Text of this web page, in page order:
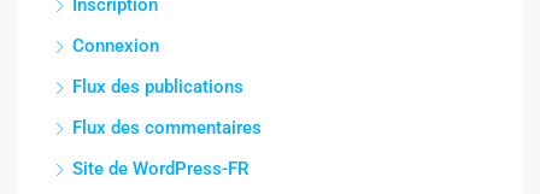
Inscription
Connexion
Flux des publications
Flux des commentaires
Site de WordPress-FR